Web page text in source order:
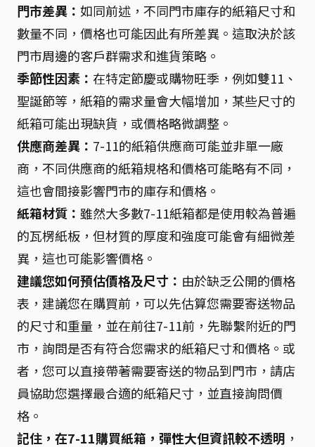
門市差異： 如同前述，不同門市庫存的紙箱尺寸和
數量不同，價格也可能因此有所差異。這取決於該
門市周邊的客戶群需求和進貨策略。
季節性因素： 在特定節慶或購物旺季，例如雙11、
聖誕節等，紙箱的需求量會大幅增加，某些尺寸的
紙箱可能出現缺貨，或價格略微調整。
供應商差異： 7-11的紙箱供應商可能並非單一廠
商，不同供應商的紙箱規格和價格可能略有不同，
這也會間接影響門市的庫存和價格。
紙箱材質： 雖然大多數7-11紙箱都是使用較為普遍
的瓦楞紙板，但材質的厚度和強度可能會有細微差
異，這也可能影響價格。
建議您如何預估價格及尺寸： 由於缺乏公開的價格
表，建議您在購買前，可以先估算您需要寄送物品
的尺寸和重量，並在前往7-11前，先聯繫附近的門
市，詢問是否有符合您需求的紙箱尺寸和價格。或
者，您可以直接帶著需要寄送的物品到門市，請店
員協助您選擇最合適的紙箱尺寸，並直接詢問價
格。
記住，在7-11購買紙箱，彈性大但資訊較不透明 ，